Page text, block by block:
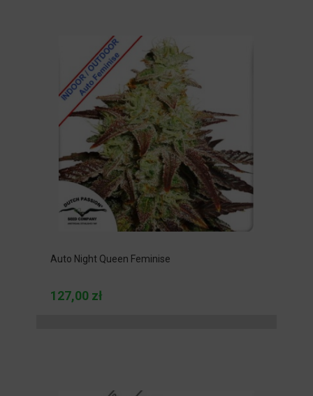
Auto Night Queen Feminise
127,00 zł